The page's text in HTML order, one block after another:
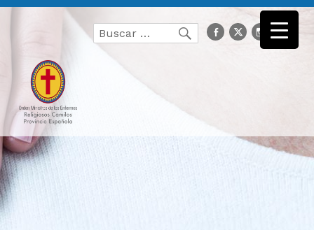
Buscar
por:
Buscarfacebook
Twitter